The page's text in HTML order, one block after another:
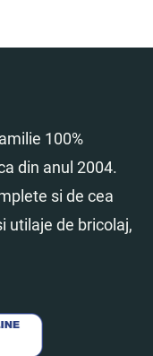
100%
din anul 2004.
si de cea
utilaje de bricolaj,